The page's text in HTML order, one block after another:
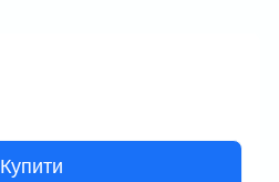
Купити